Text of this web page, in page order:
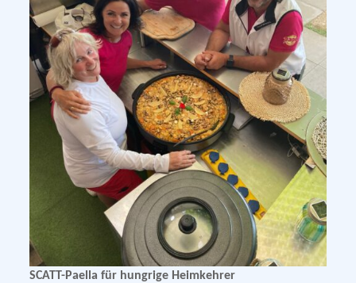
SCATT-Paella für hungrige Heimkehrer